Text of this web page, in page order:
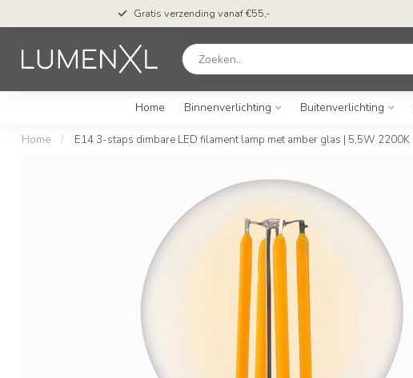
Gratis verzending vanaf €55,-
Home Binnenverlichting Buitenverlichting
Home / E14 3-staps dimbare LED filament lamp met amber glas | 5,5W 2200K